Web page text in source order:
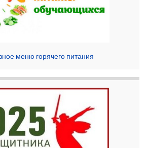
меню горячего питания